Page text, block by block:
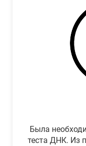
Была
теста ДНК. Из